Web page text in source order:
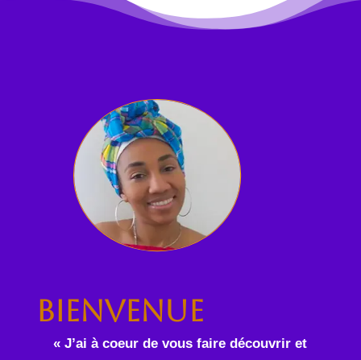
Bienvenue
« J’ai à coeur de vous faire découvrir et